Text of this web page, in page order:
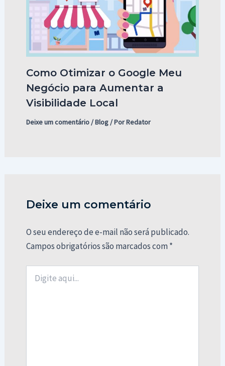
Como Otimizar o Google Meu
Negócio para Aumentar a
Visibilidade Local
Deixe um comentário /Blog/ PorRedator
Deixe um comentário
O seu endereço de e-mail não será publicado.
Campos obrigatórios são marcados com*
aqui...